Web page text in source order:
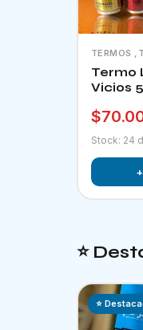
TERMOS
Termo
Vicios
Stock: 24
⭐
⭐